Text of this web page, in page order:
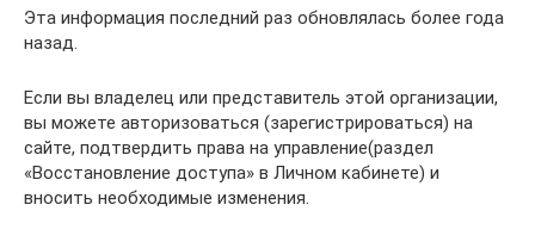
Эта информация последний раз обновлялась более года
назад.
Если вы владелец или представитель этой организации,
вы можете авторизоваться (зарегистрироваться) на
сайте, подтвердить права на управление(раздел
«Восстановление доступа» в Личном кабинете) и
вносить необходимые изменения.